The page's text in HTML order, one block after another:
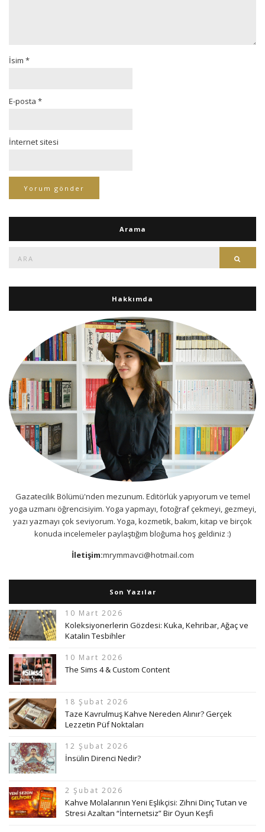
İsim *
E-posta *
İnternet sitesi
Arama
Hakkımda
Gazatecilik Bölümü'nden mezunum. Editörlük yapıyorum ve temel
yoga uzmanı öğrencisiyim. Yoga yapmayı, fotoğraf çekmeyi, gezmeyi,
yazı yazmayı çok seviyorum. Yoga, kozmetik, bakım, kitap ve birçok
konuda incelemeler paylaştığım bloğuma hoş geldiniz :)
İletişim:mrymmavci@hotmail.com
Son Yazılar
10 Mart 2026
Koleksiyonerlerin Gözdesi: Kuka, Kehribar, Ağaç ve
Katalin Tesbihler
10 Mart 2026
The Sims 4 & Custom Content
18 Şubat 2026
Taze Kavrulmuş Kahve Nereden Alınır? Gerçek
Lezzetin Püf Noktaları
12 Şubat 2026
İnsülin Direnci Nedir?
2 Şubat 2026
Kahve Molalarının Yeni Eşlikçisi: Zihni Dinç Tutan ve
Stresi Azaltan “İnternetsiz” Bir Oyun Keşfi